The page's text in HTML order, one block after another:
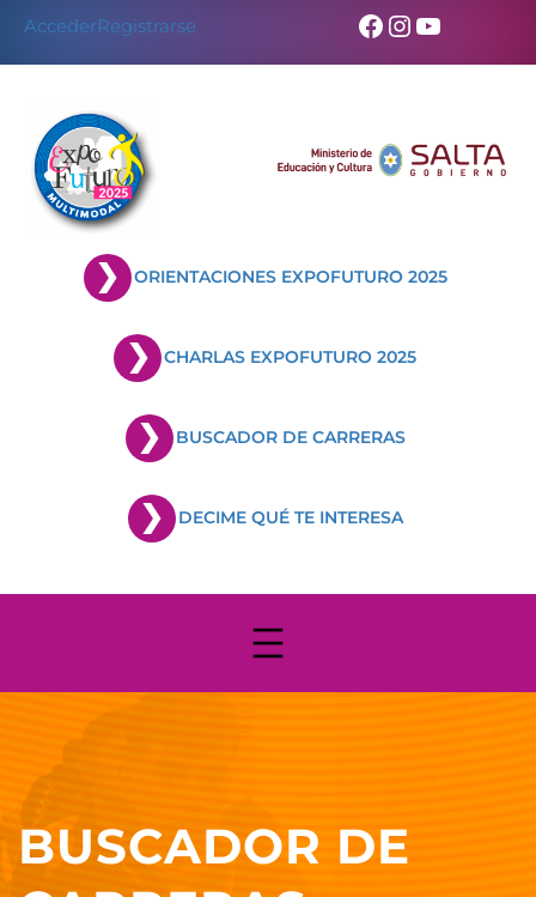
content
AccederRegistrarse Facebook
Instagram
YouTube
ORIENTACIONES EXPOFUTURO 2025
CHARLAS EXPOFUTURO 2025
BUSCADOR DE CARRERAS
DECIME QUÉ TE INTERESA
BUSCADOR DE